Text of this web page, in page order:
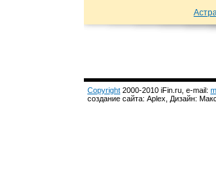
Copyright 2000-2010 iFin.ru, e-mail:
создание сайта: Aplex, Дизайн: